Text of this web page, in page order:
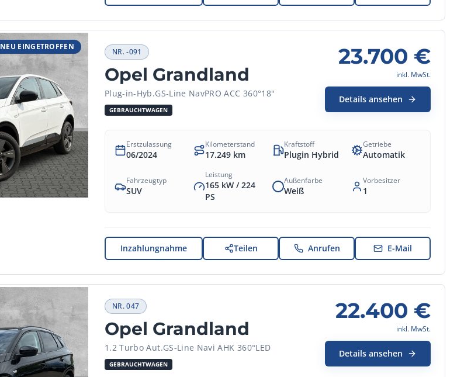
NEU EINGETROFFEN
NR.-091
Opel Grandland
Plug-in-Hyb.GS-Line NavPRO ACC 360°18''
GEBRAUCHTWAGEN
23.700 €
inkl. MwSt.
Details ansehen
Erstzulassung
06/2024
Kilometerstand
17.249 km
Kraftstoff
Plugin Hybrid
Getriebe
Automatik
Fahrzeugtyp
SUV
Leistung
165 kW /224
PS
Außenfarbe
Weiß
Vorbesitzer
1
Inzahlungnahme Teilen Anrufen E-Mail
NR.047
Opel Grandland
1.2 Turbo Aut.GS-Line Navi AHK 360°LED
GEBRAUCHTWAGEN
22.400 €
inkl. MwSt.
Details ansehen